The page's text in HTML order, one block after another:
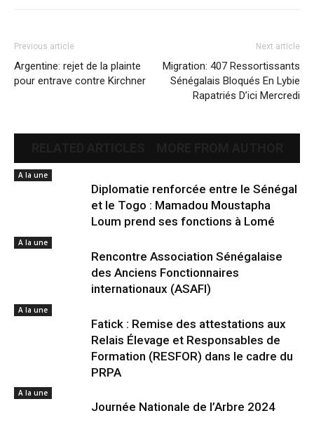
Previous article
Argentine: rejet de la plainte
pour entrave contre Kirchner
Next article
Migration: 407 Ressortissants
Sénégalais Bloqués En Lybie
Rapatriés D’ici Mercredi
A la une
Diplomatie renforcée entre le Sénégal
et le Togo : Mamadou Moustapha
Loum prend ses fonctions à Lomé
A la une
Rencontre Association Sénégalaise
des Anciens Fonctionnaires
internationaux (ASAFI)
A la une
Fatick : Remise des attestations aux
Relais Élevage et Responsables de
Formation (RESFOR) dans le cadre du
PRPA
A la une
Journée Nationale de l’Arbre 2024